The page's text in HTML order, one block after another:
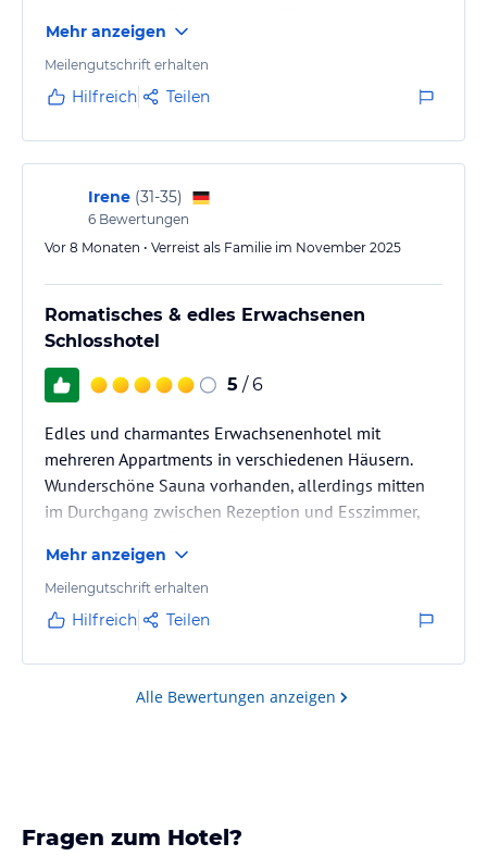
hervorragend – sehr ansprechend hergerichtet und
mit einer schönen Auswahl. Insgesamt ein
wundervoller Aufenthalt, den ich gerne
Mehr anzeigen
Meilengutschrift erhalten
Hilfreich Teilen
Irene (31-35)
6 Bewertungen
Vor 8 Monaten • Verreist als Familie im November 2025
Romatisches & edles Erwachsenen
Schlosshotel
5 / 6
Edles und charmantes Erwachsenenhotel mit
mehreren Appartments in verschiedenen Häusern.
Wunderschöne Sauna vorhanden, allerdings mitten
im Durchgang zwischen Rezeption und Esszimmer,
Privatsphäre, vor allem Abends wenn eh weniger los
war. Eine wunderschöne Außenanlage, die zum
Durchatmen einlädt und einen besonderen
luxuriös, absolut bombastisch.
Mehr anzeigen
Meilengutschrift erhalten
Hilfreich Teilen
Alle Bewertungen anzeigen
Fragen zum Hotel?